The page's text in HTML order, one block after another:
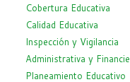
Cobertura Educativa
Calidad Educativa
Inspección y Vigilancia
Administrativa y
Planeamiento Educativo